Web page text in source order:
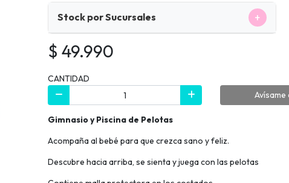
Stock por Sucursales +
$ 49.990
CANTIDAD
Avísame
Gimnasio y Piscina de Pelotas
Acompaña al bebé para que crezca sano y feliz.
Descubre hacia arriba, se sienta y juega con las pelotas